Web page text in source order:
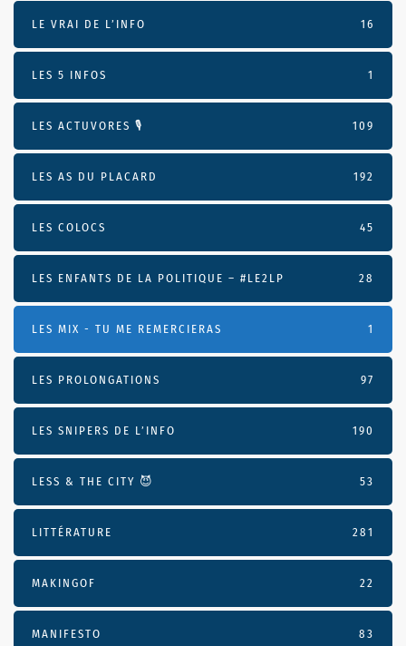
LE VRAI DE L’INFO 16
LES 5 INFOS 1
LES ACTUVORES 🎙 109
LES AS DU PLACARD 192
LES COLOCS 45
LES ENFANTS DE LA POLITIQUE – #LE2LP 28
LES MIX - TU ME REMERCIERAS 1
LES PROLONGATIONS 97
LES SNIPERS DE L’INFO 190
LESS & THE CITY 😈 53
LITTÉRATURE 281
MAKINGOF 22
MANIFESTO 83